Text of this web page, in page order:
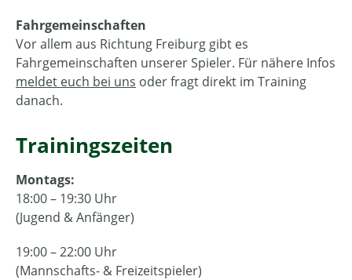
Fahrgemeinschaften
Vor allem aus Richtung Freiburg gibt es
Fahrgemeinschaften unserer Spieler. Für nähere Infos
meldet euch bei uns oder fragt direkt im Training
danach.
Trainingszeiten
Montags:
18:00 – 19:30 Uhr
(Jugend & Anfänger)
19:00 – 22:00 Uhr
(Mannschafts- & Freizeitspieler)